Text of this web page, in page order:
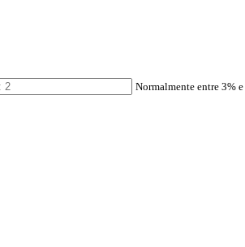
Normalmente entre 3%